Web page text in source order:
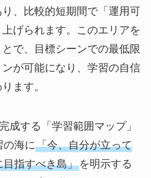
、比較的短期間で「運用可
げられます。このエリアを
で、目標シーンでの最低限
が可能になり、学習の自信
ます。
成する「学習範囲マップ」
の海に「今、自分が立って
指すべき島」を明示する